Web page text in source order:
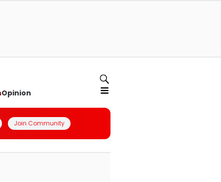
Opinion
Join Community